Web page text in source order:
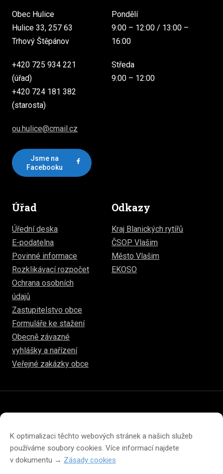
K optimalizaci těchto webových stránek a našich služeb
používáme soubory cookies. Více informací najdete
v dokumentu → Zásady cookies
Obec Hulice
Hulice 33, 257 63
Trhový Štěpánov
+420 725 934 221
(úřad)
+420 724 181 382
(starosta)
ou.hulice@cmail.cz
Jsme na
Facebooku
Pondělí
9:00 – 12:00 / 13:00 –
16:00
Středa
9:00 – 12:00
Úřad
Úřední deska
E-podatelna
Povinné informace
Rozklikávací rozpočet
Ochrana osobních
údajů
Zastupitelstvo obce
Formuláře ke stažení
Obecně závazné
vyhlášky a nařízení
Veřejné zakázky obce
Odkazy
Kraj Blanických rytířů
ČSOP Vlašim
Město Vlašim
EKOSO
Prohlášení o přístupnosti
Prohlášení o ochraně soukromí
Zásady cookies (EU)